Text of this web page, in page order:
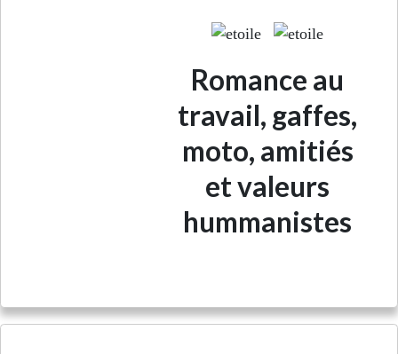
Romance au
travail, gaffes,
moto, amitiés
et valeurs
hummanistes